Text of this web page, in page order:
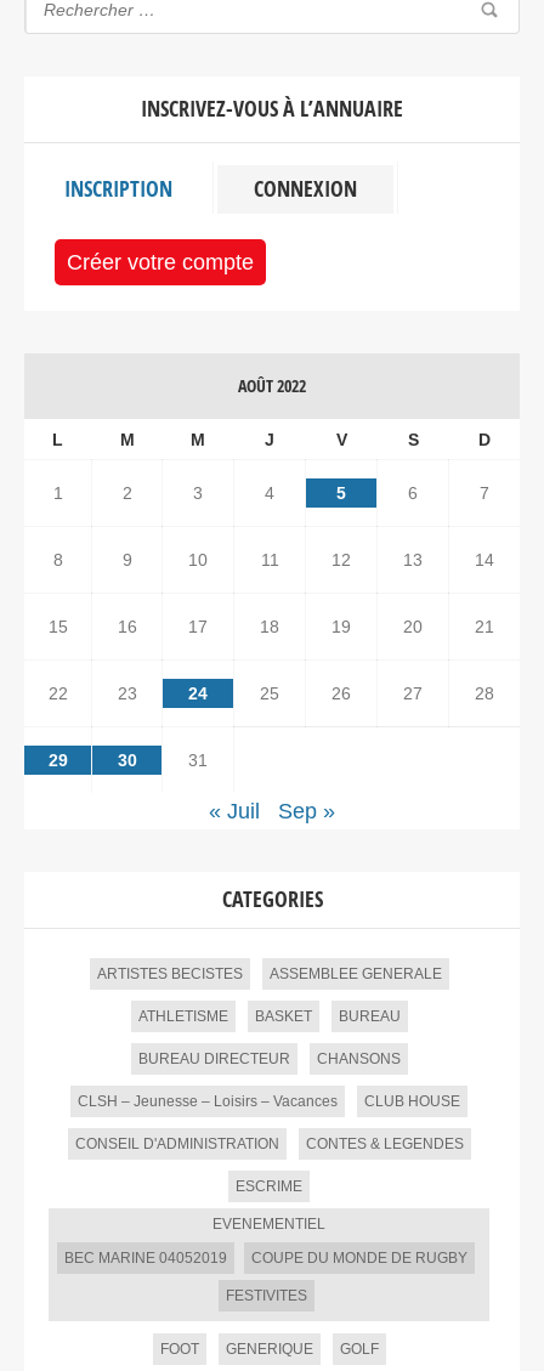
INSCRIVEZ-VOUS À L’ANNUAIRE
INSCRIPTION CONNEXION
Créer votre compte
AOÛT 2022
L M M J V S D
1 2 3 4 5 6 7
8 9 10 11 12 13 14
15 16 17 18 19 20 21
22 23 24 25 26 27 28
29 30 31
« Juil Sep »
CATEGORIES
ARTISTES BECISTES ASSEMBLEE GENERALE
ATHLETISME BASKET BUREAU
BUREAU DIRECTEUR CHANSONS
CLSH – Jeunesse – Loisirs – Vacances CLUB HOUSE
CONSEIL D'ADMINISTRATION CONTES & LEGENDES
ESCRIME
EVENEMENTIEL
BEC MARINE 04052019
COUPE DU MONDE DE RUGBY
FESTIVITES
FOOT GENERIQUE GOLF